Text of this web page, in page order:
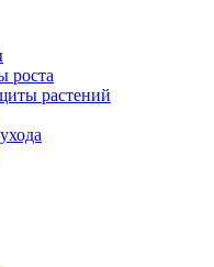
роста
растений